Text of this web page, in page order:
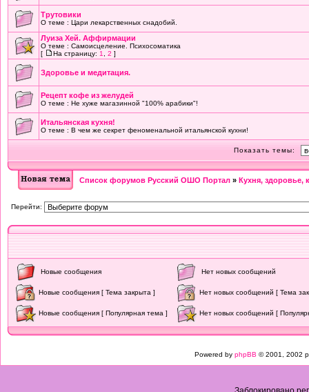
Трутовики
О теме : Цари лекарственных снадобий.
Луиза Хей. Аффирмации
О теме : Самоисцеление. Психосоматика
[
На страницу: 1 2 ]
Здоровье и медитация.
Рецепт кофе из желудей
О теме : Не хуже магазинной "100% арабики"!
Итальянская кухня!
О теме : В чем же секрет феноменальной итальянской кухни!
Показать темы:
Список форумов Русский ОШО Портал » Кухня, здоровье,
Перейти:
Новые сообщения Нет новых сообщений
Новые сообщения [ Тема закрыта ] Нет новых сообщений [ Тема
Новые сообщения [ Популярная тема ] Нет новых сообщений [
Powered by phpBB © 2001, 2002